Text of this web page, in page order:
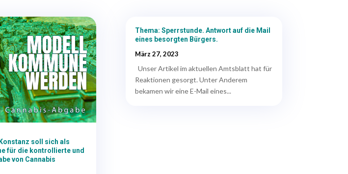
soll sich als
für die kontrollierte und
von Cannabis
Thema: Sperrstunde. Antwort auf die Mail
eines besorgten Bürgers.
März 27, 2023
Unser Artikel im aktuellen Amtsblatt hat für
Reaktionen gesorgt. Unter Anderem
bekamen wir eine E-Mail eines...